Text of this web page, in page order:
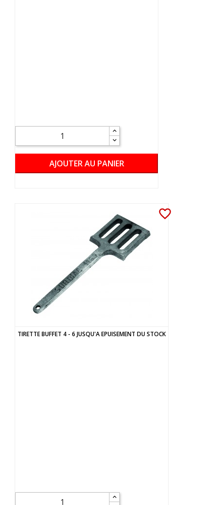
AJOUTER AU PANIER
favorite_border
TIRETTE BUFFET 4 - 6 JUSQU'A EPUISEMENT DU STOCK